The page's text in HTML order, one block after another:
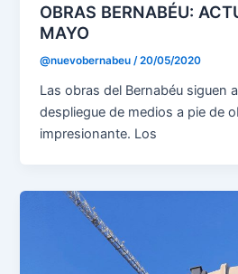
OBRAS BERNABÉU:
MAYO
@nuevobernabeu/20/05/2020
Las obras del Bernabéu siguen
despliegue de medios a pie de
impresionante. Los